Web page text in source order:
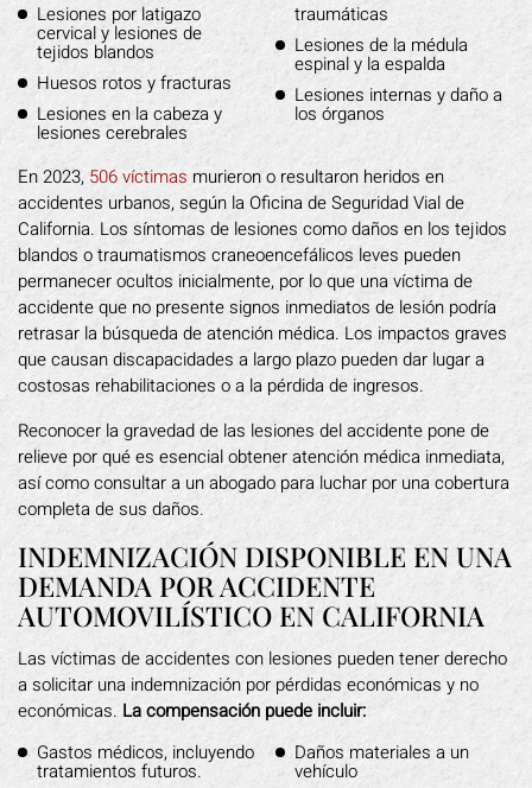
Lesiones por latigazo
cervical y lesiones de
tejidos blandos
Huesos rotos y fracturas
Lesiones en la cabeza y
lesiones cerebrales
traumáticas
Lesiones de la médula
espinal y la espalda
Lesiones internas y daño a
los órganos
En 2023, 506 víctimas murieron o resultaron heridos en
accidentes urbanos, según la Oficina de Seguridad Vial de
California. Los síntomas de lesiones como daños en los tejidos
blandos o traumatismos craneoencefálicos leves pueden
permanecer ocultos inicialmente, por lo que una víctima de
accidente que no presente signos inmediatos de lesión podría
retrasar la búsqueda de atención médica. Los impactos graves
que causan discapacidades a largo plazo pueden dar lugar a
costosas rehabilitaciones o a la pérdida de ingresos.
Reconocer la gravedad de las lesiones del accidente pone de
relieve por qué es esencial obtener atención médica inmediata,
así como consultar a un abogado para luchar por una cobertura
completa de sus daños.
INDEMNIZACIÓN DISPONIBLE EN UNA
DEMANDA POR ACCIDENTE
AUTOMOVILÍSTICO EN CALIFORNIA
Las víctimas de accidentes con lesiones pueden tener derecho
a solicitar una indemnización por pérdidas económicas y no
económicas. La compensación puede incluir:
Gastos médicos, incluyendo
tratamientos futuros.
Daños materiales a un
vehículo